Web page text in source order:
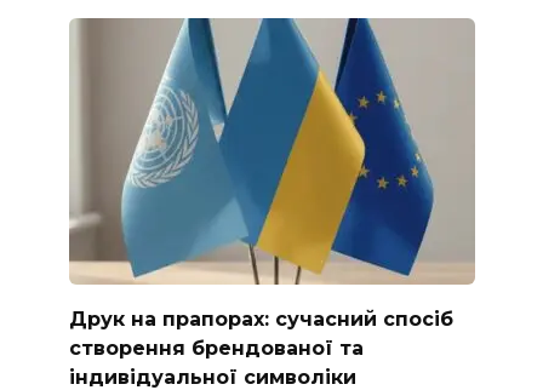
Друк на прапорах: сучасний спосіб
створення брендованої та
індивідуальної символіки